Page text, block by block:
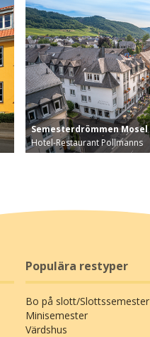
Semesterdrömmen Mosel
Hotel-Restaurant Pollmanns
Populära restyper
Bo på slott/Slottssemester
Minisemester
Värdshus